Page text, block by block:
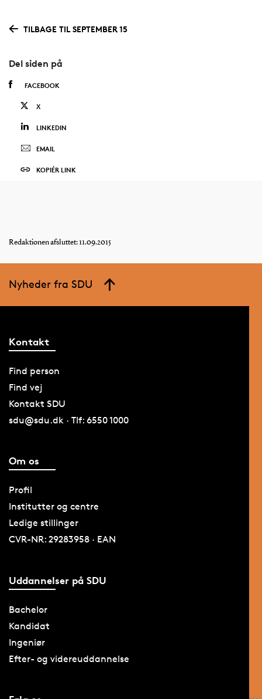
TILBAGE TIL SEPTEMBER 15
Del siden på
FACEBOOK
X
LINKEDIN
EMAIL
KOPIÉR LINK
Redaktionen afsluttet: 11.09.2015
Nyheder fra SDU
Kontakt
Find person
Find vej
Kontakt SDU
sdu@sdu.dk · Tlf: 6550 1000
Om os
Profil
Institutter og centre
Ledige stillinger
CVR-NR: 29283958 · EAN
Uddannelser på SDU
Bachelor
Kandidat
Ingeniør
Efter- og videreuddannelse